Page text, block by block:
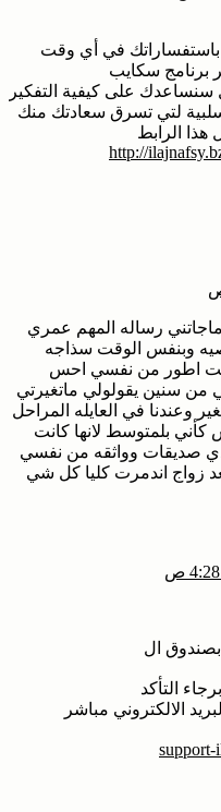
في أي وقت
برنامج سكايب
سنساعدك على كيفية التفكير
لتي تسرق سعادتك منك
الرابط
http://
رساله المهم عمري
وبنفس الوقت سذاجه
اطور من نفسي احس
من سنين يقولولي ماتغيرتي
وعندنا في العايله المراحل
كأني بلمتوسط لانها كانت
صديقات وواثقه من نفسي
زواج اندمرت كليا كل شي
ال
التأكد
الالكتروني مباشر
support-